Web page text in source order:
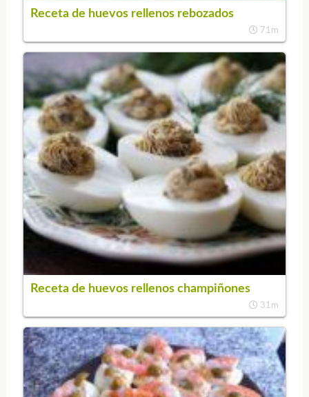
Receta de huevos rellenos rebozados
71m
Receta de huevos rellenos champiñones
31m